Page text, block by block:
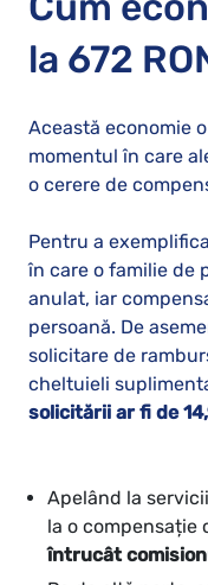
la 672
Această economie
momentul în care
o cerere de
Pentru a
în care o familie de
anulat, iar
persoană. De
solicitare de
cheltuieli
solicitării ar fi de
Apelând la
la o compensație
întrucât